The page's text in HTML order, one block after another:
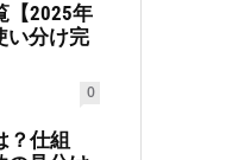
【2025年
い分け完
0
？仕組